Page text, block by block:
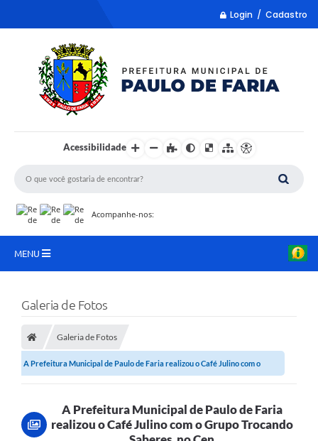
Login / Cadastro
Acessibilidade
Acompanhe-nos:
MENU
COLETA DE SUGESTÕES PARA LDO 2027
DOAÇÃO SOLIDARIA - FMDCA / FMDI
DIÁRIO OFICIAL DO MUNICÍPIO
Carta de Serviços
Galeria de Fotos
Galeria de Fotos
A Prefeitura Municipal de Paulo de Faria realizou o Café Julino com o
A Prefeitura Municipal de Paulo de Faria
realizou o Café Julino com o Grupo Trocando